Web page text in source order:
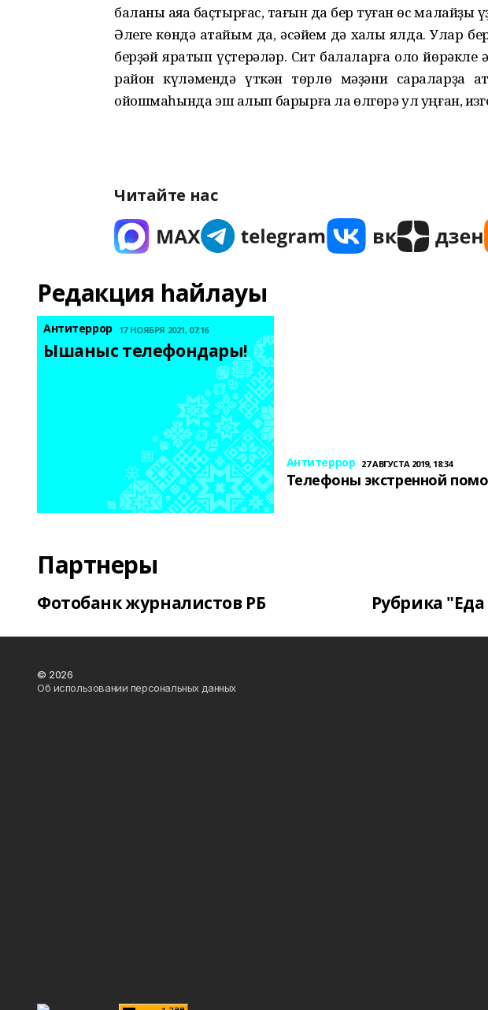
баланы аяҡҡа баҫтырғас, тағын да бер туған өс малайҙы
Әлеге көндә атайым да, әсәйем дә хаҡлы ялда. Улар
берҙәй яратып үҫтерәләр. Сит балаларға оло
район күләмендә үткән төрлө мәҙәни сараларҙа
ойошмаһында эш алып барырға ла өлгөрә ул уңған,
Читайте нас
Редакция һайлауы
Антитеррор 17 НОЯБРЯ 2021, 07:16
Ышаныс телефондары!
Антитеррор 27 АВГУСТА 2019, 18:34
Телефоны экстренной
Партнеры
Фотобанк журналистов РБ Рубрика
© 2026
Об использовании персональных данных